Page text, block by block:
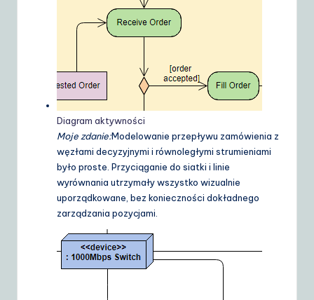
Diagram aktywności
Moje zdanie:Modelowanie przepływu zamówienia z
węzłami decyzyjnymi i równoległymi strumieniami
było proste. Przyciąganie do siatki i linie
wyrównania utrzymały wszystko wizualnie
uporządkowane, bez konieczności dokładnego
zarządzania pozycjami.